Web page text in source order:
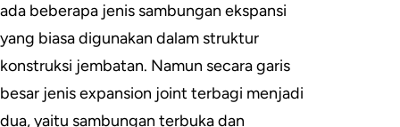
ada beberapa jenis sambungan ekspansi
yang biasa digunakan dalam struktur
konstruksi jembatan. Namun secara garis
besar jenis expansion joint terbagi menjadi
dua, yaitu sambungan terbuka dan